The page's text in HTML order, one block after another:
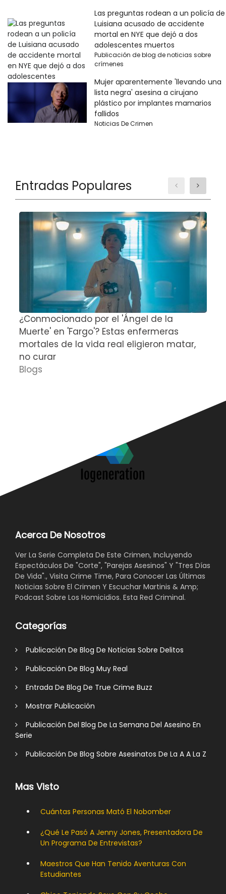
Las preguntas rodean a un policía de
Luisiana acusado de accidente
mortal en NYE que dejó a dos
adolescentes muertos
Publicación de blog de noticias sobre
crímenes
Mujer aparentemente 'llevando una
lista negra' asesina a cirujano
plástico por implantes mamarios
fallidos
Noticias De Crimen
Entradas Populares
¿Conmocionado por el 'Ángel de la
Muerte' en 'Fargo'? Estas enfermeras
mortales de la vida real eligieron matar,
no curar
Blogs
Acerca De Nosotros
Ver La Serie Completa De Este Crimen, Incluyendo
Espectáculos De "Corte", "Parejas Asesinos" Y "Tres Días
De Vida"., Visita Crime Time, Para Conocer Las Últimas
Noticias Sobre El Crimen Y Escuchar Martinis & Amp;
Podcast Sobre Los Homicidios. Esta Red Criminal.
Categorías
Publicación De Blog De Noticias Sobre Delitos
Publicación De Blog Muy Real
Entrada De Blog De True Crime Buzz
Mostrar Publicación
Publicación Del Blog De La Semana Del Asesino En
Serie
Publicación De Blog Sobre Asesinatos De La A A La Z
Mas Visto
Cuántas Personas Mató El Nobomber
¿Qué Le Pasó A Jenny Jones, Presentadora De
Un Programa De Entrevistas?
Maestros Que Han Tenido Aventuras Con
Estudiantes